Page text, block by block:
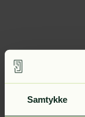
Samtykke